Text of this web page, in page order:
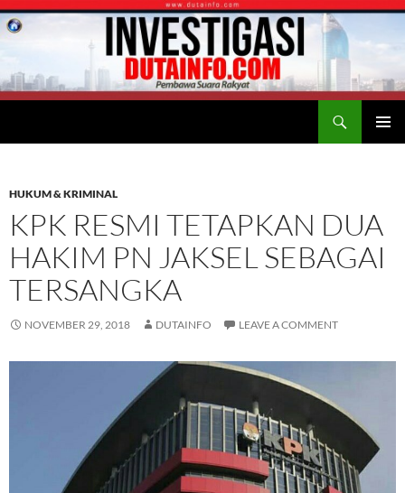
HUKUM & KRIMINAL
KPK RESMI TETAPKAN DUA
HAKIM PN JAKSEL SEBAGAI
TERSANGKA
NOVEMBER 29, 2018 DUTAINFO LEAVE A COMMENT